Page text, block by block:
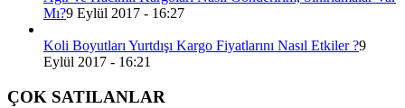
Mı?9 Eylül 2017 - 16:27
Koli Boyutları Yurtdışı Kargo Fiyatlarını Nasıl Etkiler ?9
Eylül 2017 - 16:21
ÇOK SATILANLAR